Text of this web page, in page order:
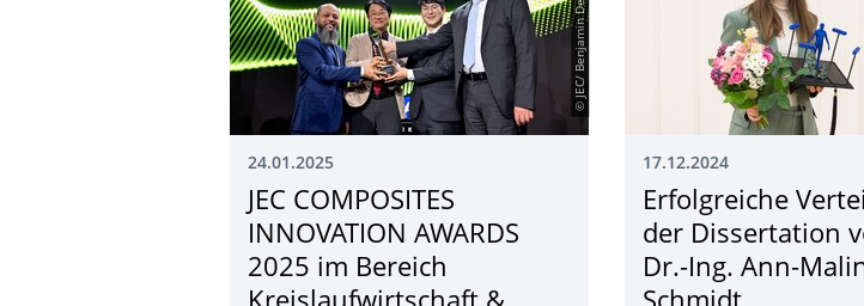
24.01.2025
JEC COMPOSITES
INNOVATION AWARDS
2025 im Bereich
17.12.2024
Erfolgreiche
der Dissertation
Dr.-Ing. Ann-